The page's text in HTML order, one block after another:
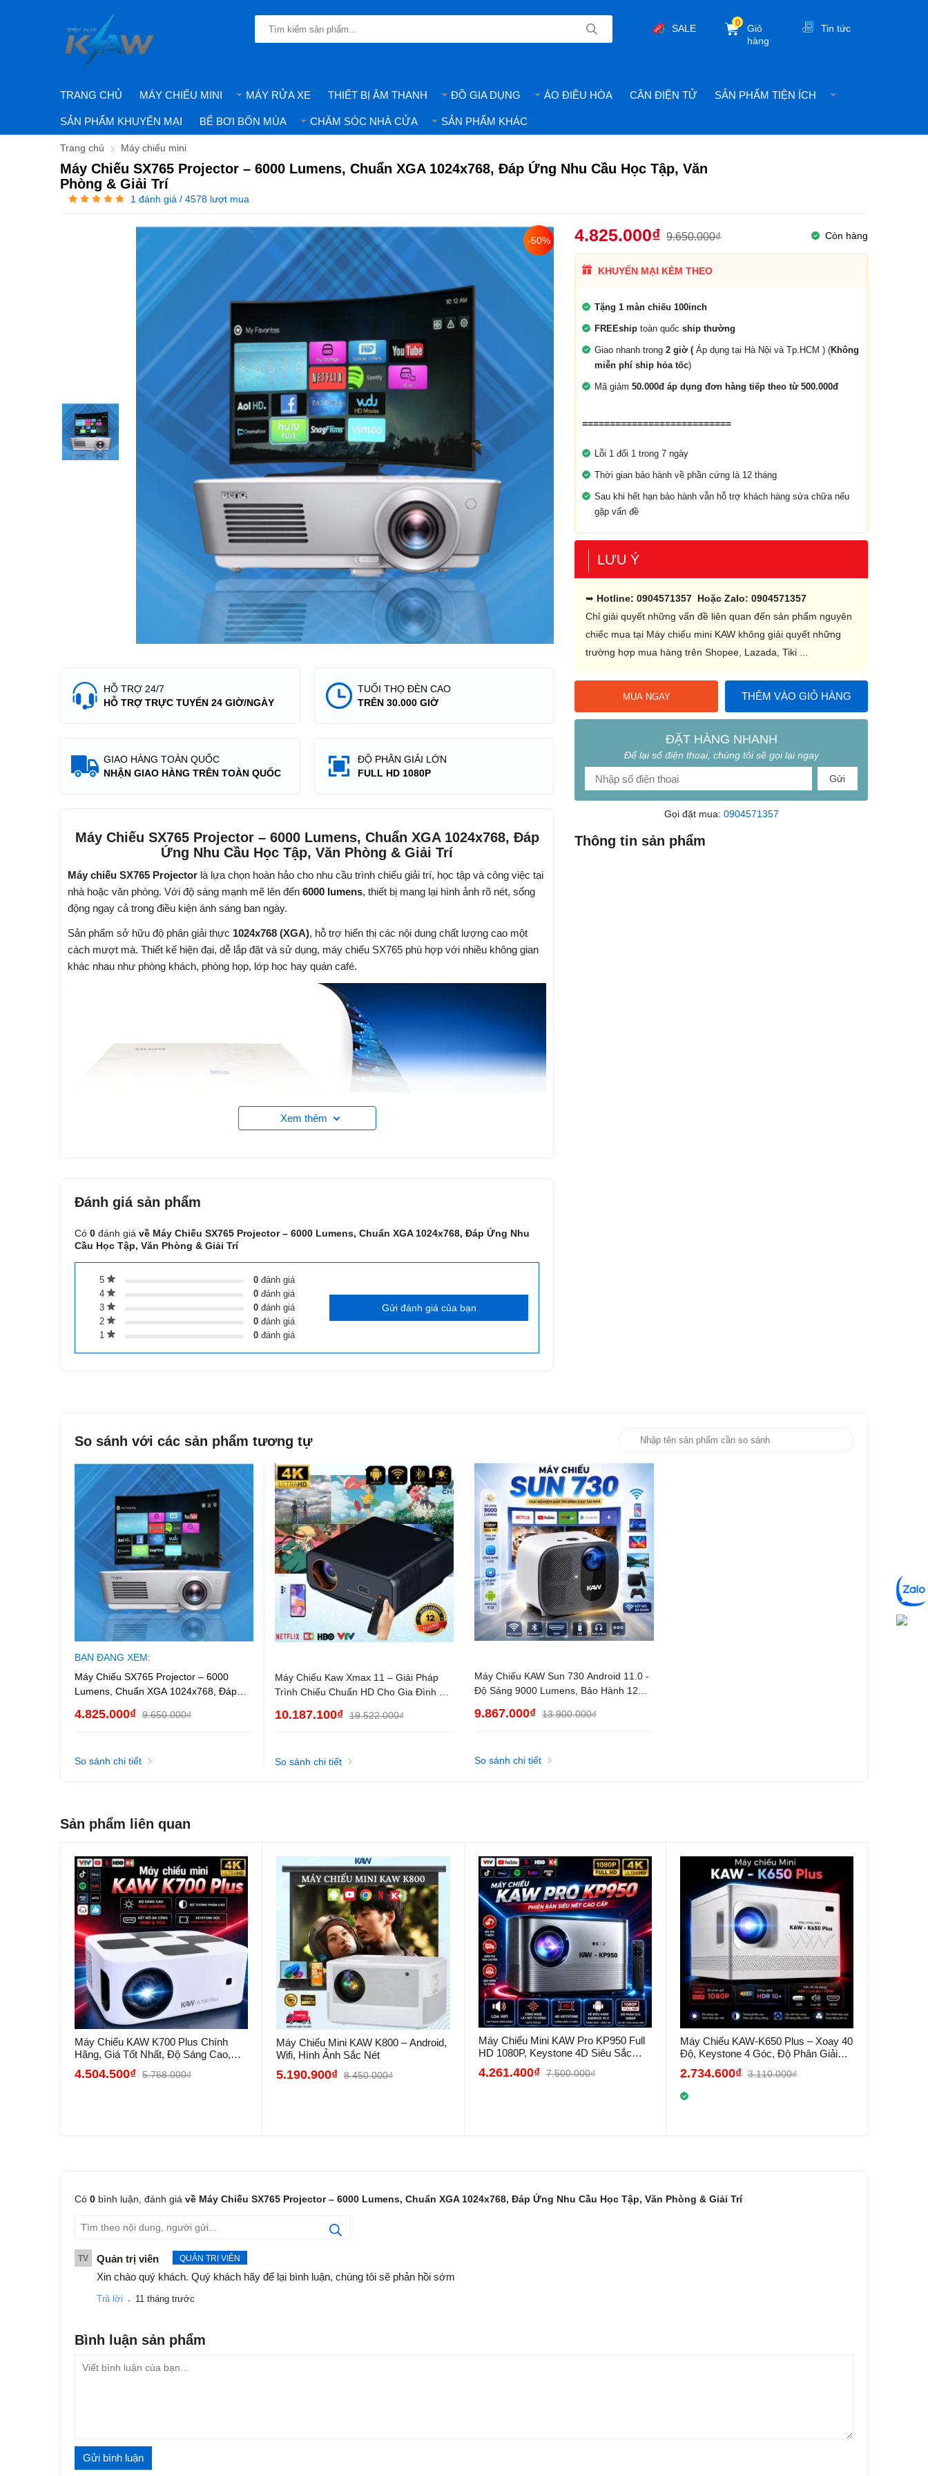
Tin tức
Giỏ
hàng
0
SALE
TRANG CHỦ MÁY CHIẾU MINI MÁY RỬA XE THIẾT BỊ ÂM THANH ĐỒ GIA DỤNG ÁO ĐIỀU HÒA CÂN ĐIỆN TỬ SẢN PHẨM TIỆN ÍCH
SẢN PHẨM KHUYẾN MẠI BỂ BƠI BỐN MÙA CHĂM SÓC NHÀ CỬA SẢN PHẨM KHÁC
Trang chủ Máy chiếu mini
Máy Chiếu SX765 Projector – 6000 Lumens, Chuẩn XGA 1024x768, Đáp Ứng Nhu Cầu Học Tập, Văn
Phòng & Giải Trí
1 đánh giá / 4578 lượt mua
-50%
HỖ TRỢ 24/7
HỖ TRỢ TRỰC TUYẾN 24 GIỜ/NGÀY
TUỔI THỌ ĐÈN CAO
TRÊN 30.000 GIỜ
GIAO HÀNG TOÀN QUỐC
NHẬN GIAO HÀNG TRÊN TOÀN QUỐC
ĐỘ PHÂN GIẢI LỚN
FULL HD 1080P
Máy Chiếu SX765 Projector – 6000 Lumens, Chuẩn XGA 1024x768, Đáp
Ứng Nhu Cầu Học Tập, Văn Phòng & Giải Trí
Máy chiếu SX765 Projector là lựa chọn hoàn hảo cho nhu cầu trình chiếu giải trí, học tập và công việc tại
nhà hoặc văn phòng. Với độ sáng mạnh mẽ lên đến 6000 lumens, thiết bị mang lại hình ảnh rõ nét, sống
động ngay cả trong điều kiện ánh sáng ban ngày.
Sản phẩm sở hữu độ phân giải thực 1024x768 (XGA), hỗ trợ hiển thị các nội dung chất lượng cao một
cách mượt mà. Thiết kế hiện đại, dễ lắp đặt và sử dụng, máy chiếu SX765 phù hợp với nhiều không gian
khác nhau như phòng khách, phòng họp, lớp học hay quán café.
Thông số kỹ thuật
- Tuổi thọ bóng đèn cao, tiết kiệm năng lượng
- Thiết kế hiện đại, dễ sử dụng
Xem thêm
Đánh giá sản phẩm
Có 0 đánh giá về Máy Chiếu SX765 Projector – 6000 Lumens, Chuẩn XGA 1024x768, Đáp Ứng Nhu
Cầu Học Tập, Văn Phòng & Giải Trí
5 0 đánh giá
4
0 đánh giá
3
0 đánh giá
2
0 đánh giá
1
0 đánh giá
Gửi đánh giá của bạn
4.825.000₫ 9.650.000₫ Còn hàng
KHUYẾN MẠI KÈM THEO
Tặng 1 màn chiếu 100inch
FREEship toàn quốcship thường
Giao nhanh trong2 giờ (Áp dụng tại Hà Nội và Tp.HCM ) (Không
miễn phí ship hỏa tốc)
Mã giảm50.000đ áp dụng đơn hàng tiếp theo từ 500.000đ
===========================
Lỗi 1 đổi 1 trong 7 ngày
Thời gian bảo hành về phần cứng là 12 tháng
Sau khi hết hạn bảo hành vẫn hỗ trợ khách hàng sửa chữa nếu
gặp vấn đề
LƯU Ý
➥ Hotline: 0904571357 Hoặc Zalo: 0904571357
Chỉ giải quyết những vấn đề liên quan đến sản phẩm nguyên
chiếc mua tại Máy chiếu mini KAW không giải quyết những
trường hợp mua hàng trên Shopee, Lazada, Tiki ...
MUA NGAY THÊM VÀO GIỎ HÀNG
ĐẶT HÀNG NHANH
Để lại số điện thoại, chúng tôi sẽ gọi lại ngay
Gửi
Gọi đặt mua: 0904571357
Thông tin sản phẩm
So sánh với các sản phẩm tương tự
BẠN ĐANG XEM:
Máy Chiếu SX765 Projector – 6000
Lumens, Chuẩn XGA 1024x768, Đáp
Giải Trí
4.825.000₫ 9.650.000₫
So sánh chi tiết
Máy Chiếu Kaw Xmax 11 – Giải Pháp
Trình Chiếu Chuẩn HD Cho Gia Đình &
10.187.100₫ 19.522.000₫
So sánh chi tiết
Máy Chiếu KAW Sun 730 Android 11.0 -
Độ Sáng 9000 Lumens, Bảo Hành 12
9.867.000₫ 13.900.000₫
So sánh chi tiết
Sản phẩm liên quan
Máy Chiếu KAW K700 Plus Chính
Hãng, Giá Tốt Nhất, Độ Sáng Cao,
4.504.500₫ 5.768.000₫
Máy Chiếu Mini KAW K800 – Android,
Wifi, Hình Ảnh Sắc Nét
5.190.900₫ 8.450.000₫
Máy Chiếu Mini KAW Pro KP950 Full
HD 1080P, Keystone 4D Siêu Sắc
4.261.400₫ 7.500.000₫
Máy Chiếu KAW-K650 Plus – Xoay 40
Độ, Keystone 4 Góc, Độ Phân Giải
2.734.600₫ 3.110.000₫
Có 0 bình luận, đánh giá về Máy Chiếu SX765 Projector – 6000 Lumens, Chuẩn XGA 1024x768, Đáp Ứng Nhu Cầu Học Tập, Văn Phòng & Giải Trí
TV Quản trị viên QUẢN TRỊ VIÊN
Xin chào quý khách. Quý khách hãy để lại bình luận, chúng tôi sẽ phản hồi sớm
Trả lời . 11 tháng trước
Bình luận sản phẩm
Gửi bình luận